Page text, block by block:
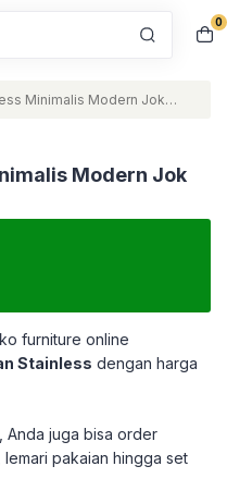
0
Minimalis Modern Jok
Modern Jok
furniture online
Stainless dengan harga
Anda juga bisa order
pakaian hingga set